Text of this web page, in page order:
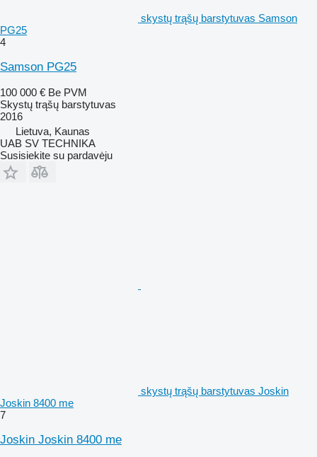
skystų trąšų barstytuvas Samson
PG25
4
Samson PG25
100 000 € Be PVM
Skystų trąšų barstytuvas
2016
Lietuva, Kaunas
UAB SV TECHNIKA
Susisiekite su pardavėju
skystų trąšų barstytuvas Joskin
Joskin 8400 me
7
Joskin Joskin 8400 me